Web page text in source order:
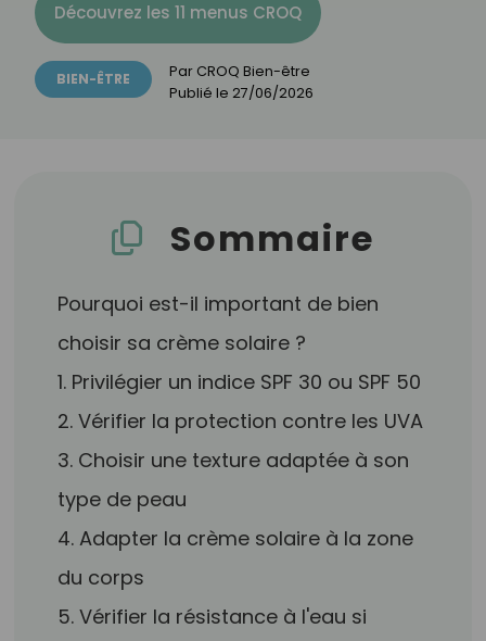
Découvrez les 11 menus CROQ
BIEN-ÊTRE Par CROQ Bien-être
Publié le 27/06/2026
Sommaire
Pourquoi est-il important de bien
choisir sa crème solaire ?
1. Privilégier un indice SPF 30 ou SPF 50
2. Vérifier la protection contre les UVA
3. Choisir une texture adaptée à son
type de peau
4. Adapter la crème solaire à la zone
du corps
5. Vérifier la résistance à l'eau si